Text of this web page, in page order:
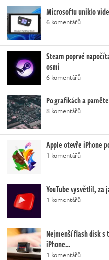
Microsoftu uniklo
6 komentářů
Steam poprvé
osmi
6 komentářů
Po grafikách a
8 komentářů
Apple otevře iPhone
1 komentářů
YouTube vysvětlil, za
1 komentářů
Nejmenší flash disk
iPhone…
1 komentářů